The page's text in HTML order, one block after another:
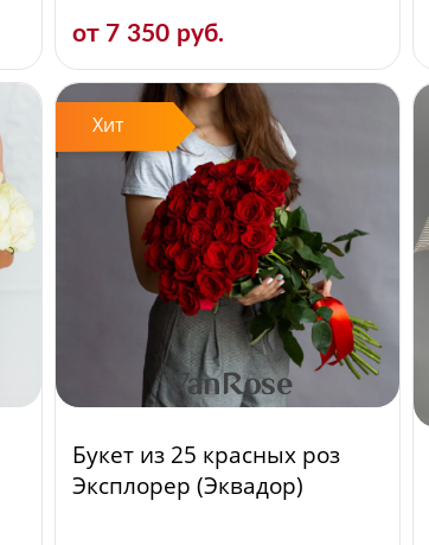
от 7 350 руб.
Хит
Букет из 25 красных роз
Эксплорер (Эквадор)